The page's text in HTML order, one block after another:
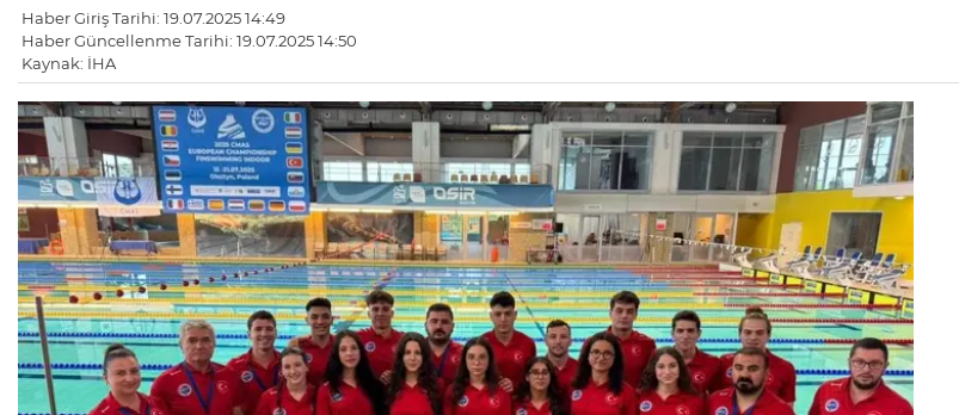
Haber Giriş Tarihi: 19.07.2025 14:49
Haber Güncellenme Tarihi: 19.07.2025 14:50
Kaynak: İHA